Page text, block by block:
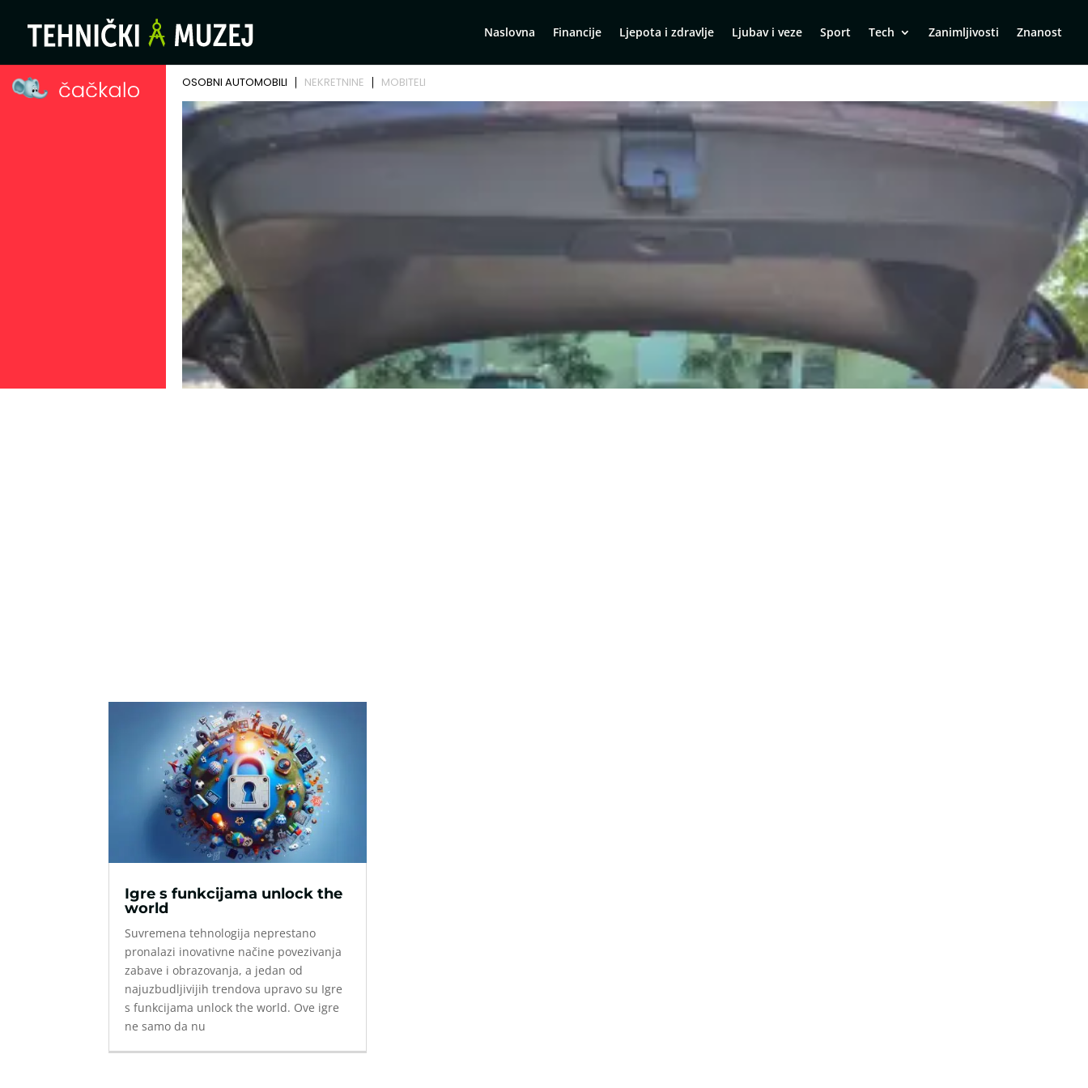
Naslovna Financije Ljepota i zdravlje Ljubav i veze Sport Tech Zanimljivosti Znanost
Igre s funkcijama unlock the
world
Suvremena tehnologija neprestano
pronalazi inovativne načine povezivanja
zabave i obrazovanja, a jedan od
najuzbudljivijih trendova upravo su Igre
s funkcijama unlock the world. Ove igre
ne samo da nu